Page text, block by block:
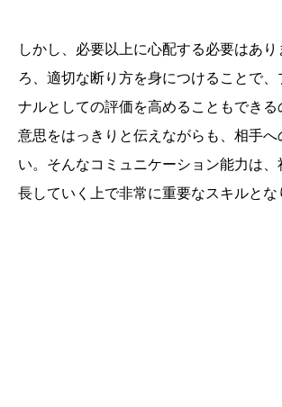
しかし、必要以上に心配する必要はあり
ろ、適切な断り方を身につけることで、
ナルとしての評価を高めることもでき
意思をはっきりと伝えながらも、相手へ
い。そんなコミュニケーション能力は
長していく上で非常に重要なスキルとな